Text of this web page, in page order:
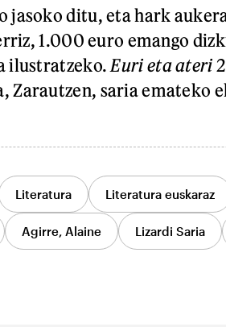
jasoko ditu, eta hark
1.000 euro emango
ilustratzeko. Euri eta ateri
Zarautzen, saria emateko
Literatura Literatura euskaraz
Agirre, Alaine Lizardi Saria